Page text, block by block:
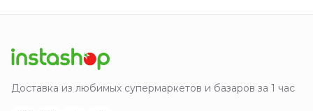
Доставка из любимых супермаркетов и базаров за 1 час